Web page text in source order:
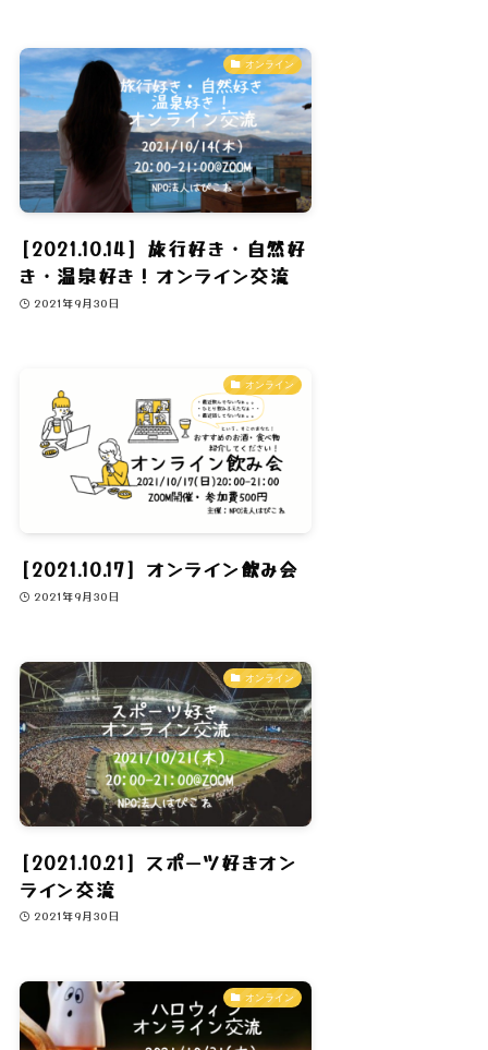
オンライン
[2021.10.14] 旅行好き・自然好
き・温泉好き！オンライン交流
2021年9月30日
オンライン
[2021.10.17] オンライン飲み会
2021年9月30日
オンライン
[2021.10.21] スポーツ好きオン
ライン交流
2021年9月30日
オンライン